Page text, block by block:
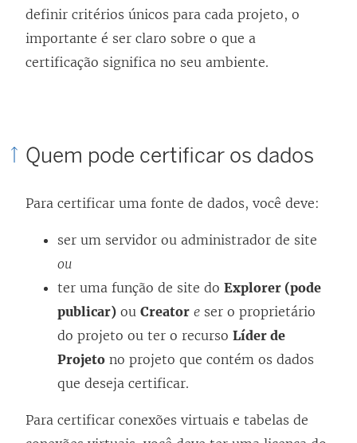
definir critérios únicos para cada projeto, o
importante é ser claro sobre o que a
certificação significa no seu ambiente.
Quem pode certificar os dados
Para certificar uma fonte de dados, você deve:
ser um servidor ou administrador de site
ou
ter uma função de site do Explorer (pode
publicar) ou Creator e ser o proprietário
do projeto ou ter o recurso Líder de
Projeto no projeto que contém os dados
que deseja certificar.
Para certificar conexões virtuais e tabelas de